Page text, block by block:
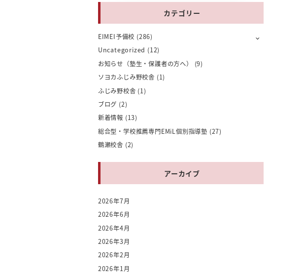
カテゴリー
EIMEI予備校 (286)
Uncategorized (12)
お知らせ（塾生・保護者の方へ）
(9)
ソヨカふじみ野校舎 (1)
ふじみ野校舎 (1)
ブログ (2)
新着情報 (13)
総合型・学校推薦専門EMiL個別指導塾 (27)
鶴瀬校舎 (2)
アーカイブ
2026年7月
2026年6月
2026年4月
2026年3月
2026年2月
2026年1月